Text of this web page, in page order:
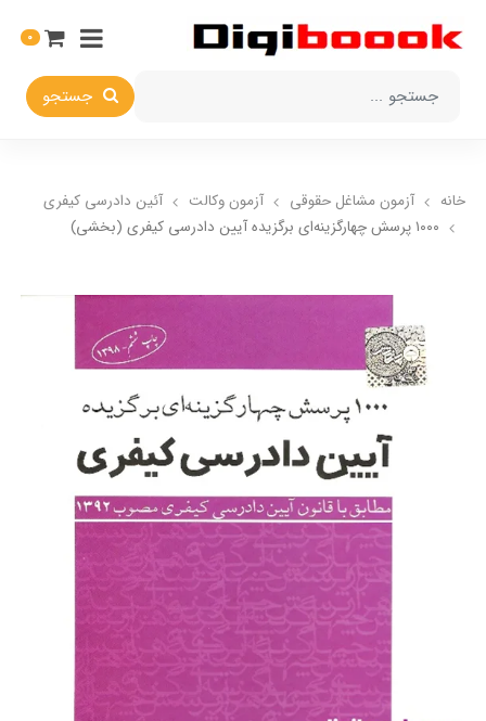
جستجو
0
خانه آزمون مشاغل حقوقی آزمون وکالت
آئین دادرسی کیفری
۱۰۰۰ پرسش چهارگزینه‌ای برگزیده آیین دادرسی کیفری (بخشی)